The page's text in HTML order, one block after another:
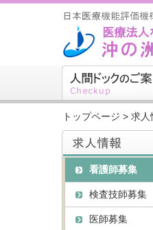
トップページ > 求人
看護師募集
検査技師募集
医師募集